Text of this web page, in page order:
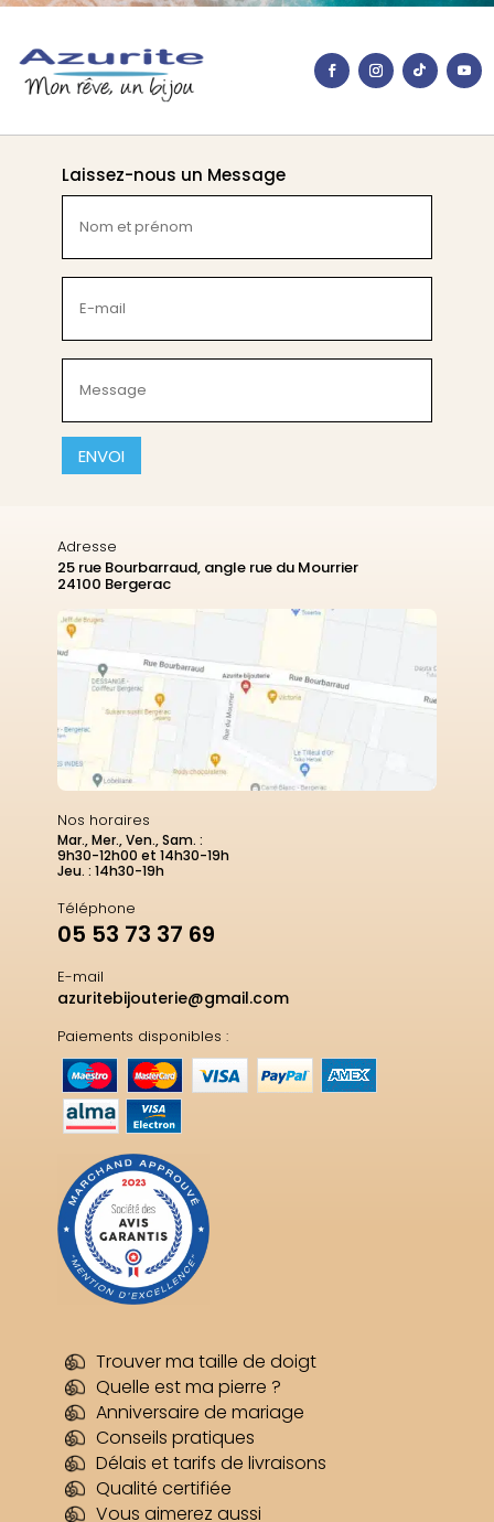
2 avis
Laissez-nous un Message
et
prénom
(Nécessaire)
mail
(Nécessaire)
(Nécessaire)
CAPTCHA
Adresse
25 rue Bourbarraud, angle rue du Mourrier
24100 Bergerac
Nos horaires
Mar., Mer., Ven., Sam. :
9h30-12h00 et 14h30-19h
Jeu. : 14h30-19h
Téléphone
05 53 73 37 69
E-mail
azuritebijouterie@gmail.com
Paiements disponibles :
Trouver ma taille de doigt
Quelle est ma pierre ?
Anniversaire de mariage
Conseils pratiques
Délais et tarifs de livraisons
Qualité certifiée
Vous aimerez aussi